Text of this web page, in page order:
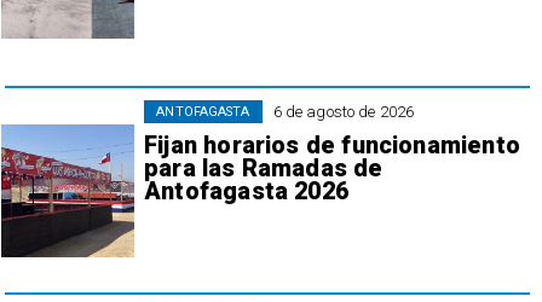
6 de agosto de 2026
Fijan horarios de funcionamiento
para las Ramadas de
Antofagasta 2026
ANTOFAGASTA